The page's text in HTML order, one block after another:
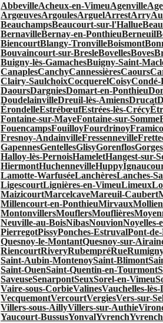
AbbevilleAcheux-en-VimeuAgenville
ArgœuvesArgoulesArguelArrestArry
BeauchampsBeaucourt-sur-l'Hallue
BernavilleBernay-en-PonthieuBerneuil
BiencourtBlangy-TronvilleBoismont
Bouvaincourt-sur-BresleBovellesBoves
Buigny-lès-GamachesBuigny-Saint-
CanaplesCanchyCannessièresCaours
Clairy-SaulchoixCocquerelCoisyCondé-
DaoursDargniesDomart-en-Ponthieu
DoudelainvilleDreuil-lès-AmiensDrucat
ÉrondelleEstrébœufEstrées-lès-Crécy
Fontaine-sur-MayeFontaine-sur-Somme
FouencampsFouilloyFourdrinoy
Fresnoy-AndainvilleFressenneville
GapennesGentellesGlisyGorenflosGorges
Halloy-lès-PernoisHameletHangest-sur-
HiermontHuchennevilleHuppy
Lamotte-WarfuséeLanchèresLanches-
LigescourtLignières-en-VimeuLimeux
MaizicourtMarcelcaveMareuil-Caubert
Millencourt-en-PonthieuMirvaux
MontonvillersMouflersMouflières
Neuville-au-BoisNibasNouvionNoyelles-
PierregotPissyPonches-EstruvalPont-
Quesnoy-le-MontantQuesnoy-sur-
RiencourtRiveryRubempréRue
Saint-Aubin-MontenoySaint-Blimont
Saint-OuenSaint-Quentin-en-Tourmont
SaveuseSenarpontSeuxSorel-en-Vimeu
Vaire-sous-CorbieValinesVauchelles-
VecquemontVercourtVergiesVers-sur-
Villers-sous-AillyVillers-sur-Authie
Yaucourt-BussusYonvalYvrench